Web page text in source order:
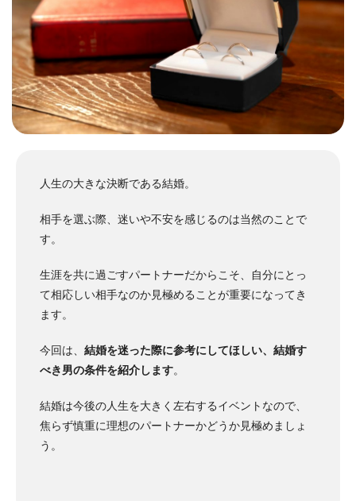
人生の大きな決断である結婚。
相手を選ぶ際、迷いや不安を感じるのは当然のことで
す。
生涯を共に過ごすパートナーだからこそ、自分にとっ
て相応しい相手なのか見極めることが重要になってき
ます。
今回は、 結婚を迷った際に参考にしてほしい、結婚す
べき男の条件を紹介します。
結婚は今後の人生を大きく左右するイベントなので、
焦らず慎重に理想のパートナーかどうか見極めましょ
う。